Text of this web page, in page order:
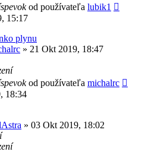
od používateľa lubik1
15:17
plynu
» 21 Okt 2019, 18:47
od používateľa michalrc
18:34
» 03 Okt 2019, 18:02